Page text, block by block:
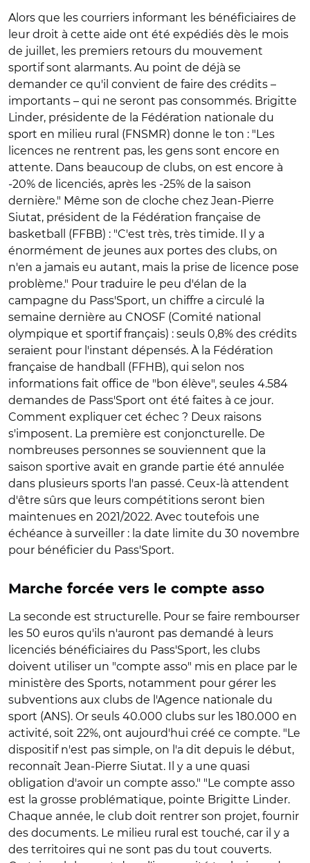
Alors que les courriers informant les bénéficiaires de
leur droit à cette aide ont été expédiés dès le mois
de juillet, les premiers retours du mouvement
sportif sont alarmants. Au point de déjà se
demander ce qu'il convient de faire des crédits –
importants – qui ne seront pas consommés. Brigitte
Linder, présidente de la Fédération nationale du
sport en milieu rural (FNSMR) donne le ton : "Les
licences ne rentrent pas, les gens sont encore en
attente. Dans beaucoup de clubs, on est encore à
-20% de licenciés, après les -25% de la saison
dernière." Même son de cloche chez Jean-Pierre
Siutat, président de la Fédération française de
basketball (FFBB) : "C'est très, très timide. Il y a
énormément de jeunes aux portes des clubs, on
n'en a jamais eu autant, mais la prise de licence pose
problème." Pour traduire le peu d'élan de la
campagne du Pass'Sport, un chiffre a circulé la
semaine dernière au CNOSF (Comité national
olympique et sportif français) : seuls 0,8% des crédits
seraient pour l'instant dépensés. À la Fédération
française de handball (FFHB), qui selon nos
informations fait office de "bon élève", seules 4.584
demandes de Pass'Sport ont été faites à ce jour.
Comment expliquer cet échec ? Deux raisons
s'imposent. La première est conjoncturelle. De
nombreuses personnes se souviennent que la
saison sportive avait en grande partie été annulée
dans plusieurs sports l'an passé. Ceux-là attendent
d'être sûrs que leurs compétitions seront bien
maintenues en 2021/2022. Avec toutefois une
échéance à surveiller : la date limite du 30 novembre
pour bénéficier du Pass'Sport.
Marche forcée vers le compte asso
La seconde est structurelle. Pour se faire rembourser
les 50 euros qu'ils n'auront pas demandé à leurs
licenciés bénéficiaires du Pass'Sport, les clubs
doivent utiliser un "compte asso" mis en place par le
ministère des Sports, notamment pour gérer les
subventions aux clubs de l'Agence nationale du
sport (ANS). Or seuls 40.000 clubs sur les 180.000 en
activité, soit 22%, ont aujourd'hui créé ce compte. "Le
dispositif n'est pas simple, on l'a dit depuis le début,
reconnaît Jean-Pierre Siutat. Il y a une quasi
obligation d'avoir un compte asso." "Le compte asso
est la grosse problématique, pointe Brigitte Linder.
Chaque année, le club doit rentrer son projet, fournir
des documents. Le milieu rural est touché, car il y a
des territoires qui ne sont pas du tout couverts.